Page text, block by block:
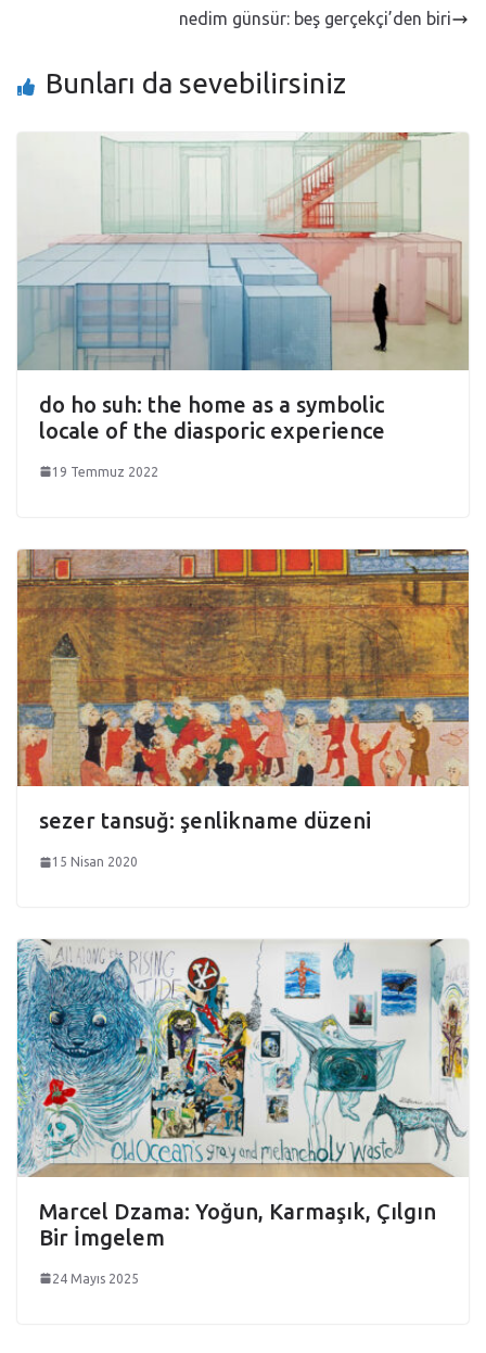
nedim günsür: beş gerçekçi’den biri
Bunları da sevebilirsiniz
do ho suh: the home as a symbolic
locale of the diasporic experience
19 Temmuz 2022
sezer tansuğ: şenlikname düzeni
15 Nisan 2020
Marcel Dzama: Yoğun, Karmaşık, Çılgın
Bir İmgelem
24 Mayıs 2025